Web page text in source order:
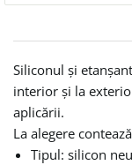
Siliconul și
interior și la
aplicării.
La alegere
Tipul: silicon